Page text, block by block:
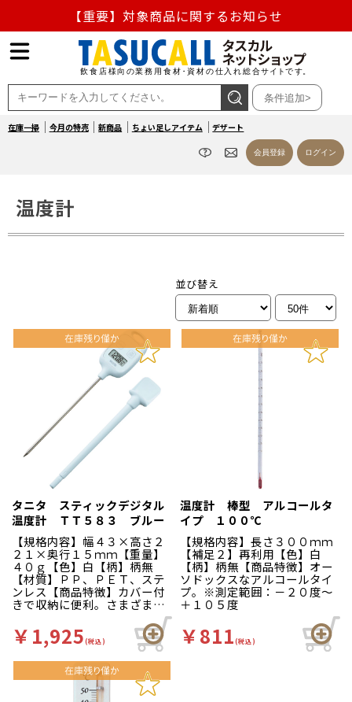
【重要】熊本地震の影響による商品出荷停止のお知らせ
熊本県熊本地方を震源とする地震の影響によるお荷物のお
届け遅延について
お盆の営業について
【重要】対象商品に関するお知らせ
条件追加>
在庫一掃 今月の特売 新商品 ちょい足しアイテム デザート
会員登録 ログイン
温度計
並び替え
タニタ スティックデジタル
温度計 ＴＴ５８３ ブルー
【規格内容】幅４３×高さ２
２１×奥行１５ｍｍ【重量】
４０ｇ【色】白【柄】柄無
【材質】ＰＰ、ＰＥＴ、ステ
ンレス【商品特徴】カバー付
きで収納に便利。さまざまな
シーンに使用できます。・フ
ック穴でぶら下げて収納でき
ます。・センサーキャップの
裏面にマグネット付き。※測
定範囲：－５０～＋２５０℃
電源：ＤＣ３ＶＣＲ２０３２
コイン形リチウム電池×１
￥1,925(税込)
温度計 棒型 アルコールタ
イプ １００℃
【規格内容】長さ３００ｍｍ
【補足２】再利用【色】白
【柄】柄無【商品特徴】オー
ソドックスなアルコールタイ
プ。※測定範囲：－２０度～
＋１０５度
￥811(税込)